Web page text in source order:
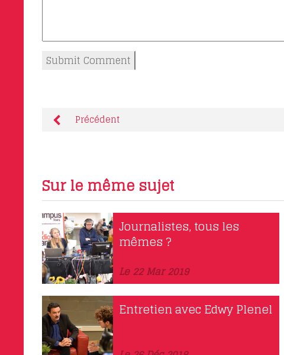
Précédent
Sur le même sujet
Journalistes, tous les
mêmes ?
Le 22 Mar 2019
Entretien avec Edwy Plenel